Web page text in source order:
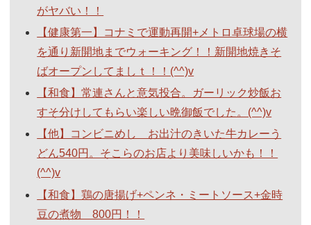
がヤバい！！
【健康第一】コナミで運動再開+メトロ卓球場の横
を通り新開地までウォーキング！！新開地焼きそ
ばオープンしてましｔ！！(^^)v
【和食】常連さんと意気投合。ガーリック炒飯お
すそ分けしてもらい楽しい晩御飯でした。(^^)v
【他】コンビニめし お出汁のきいた牛カレーう
どん540円。そこらのお店より美味しいかも！！
(^^)v
【和食】鶏の唐揚げ+ペンネ・ミートソース+金時
豆の煮物 800円！！